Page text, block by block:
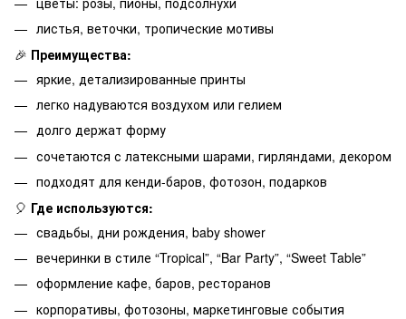
листья, веточки, тропические мотивы
🎉 Преимущества:
яркие, детализированные принты
легко надуваются воздухом или гелием
долго держат форму
сочетаются с латексными шарами, гирляндами, декором
подходят для кенди-баров, фотозон, подарков
🎈 Где используются:
свадьбы, дни рождения, baby shower
вечеринки в стиле “Tropical”, “Bar Party”, “Sweet Table”
оформление кафе, баров, ресторанов
корпоративы, фотозоны, маркетинговые события